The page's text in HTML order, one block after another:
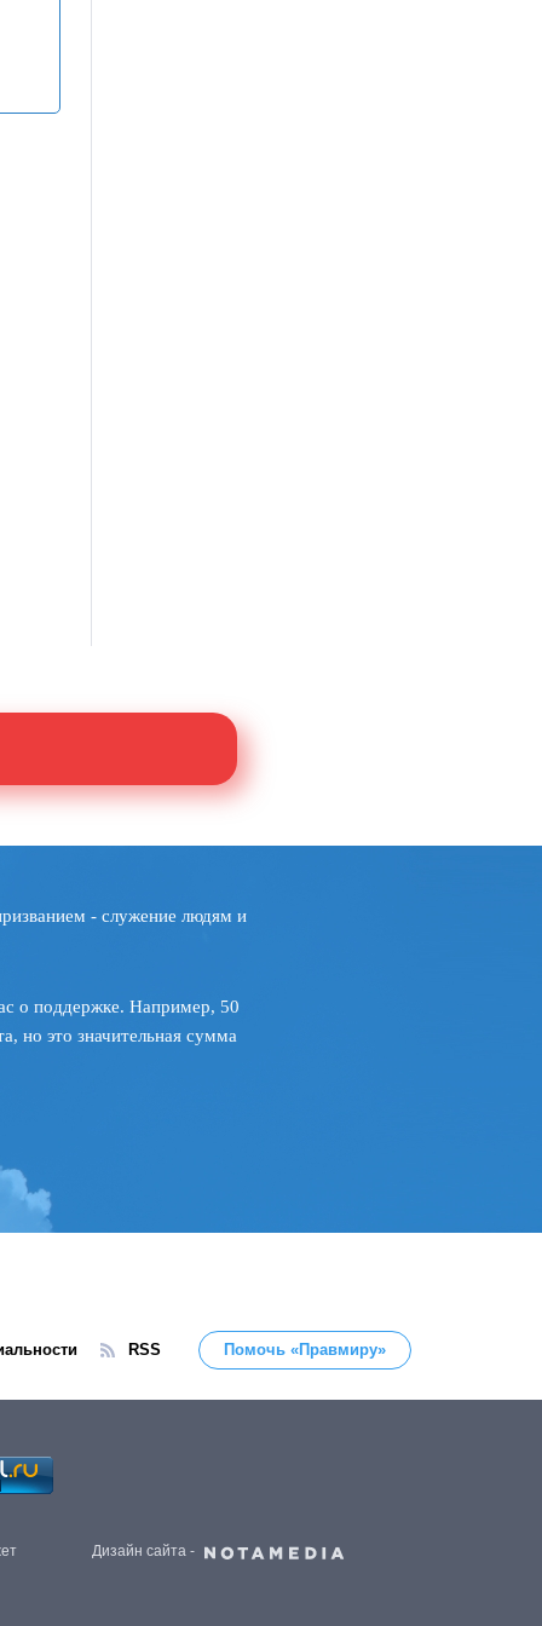
- служение людям и
о поддержке. Например, 50
но это значительная сумма
RSS Помочь «Правмиру»
Дизайн сайта -